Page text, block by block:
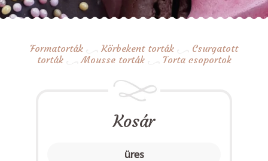
Formatorták Körbekent torták
Csurgatott
torták
Mousse torták Torta csoportok
Kosár
üres